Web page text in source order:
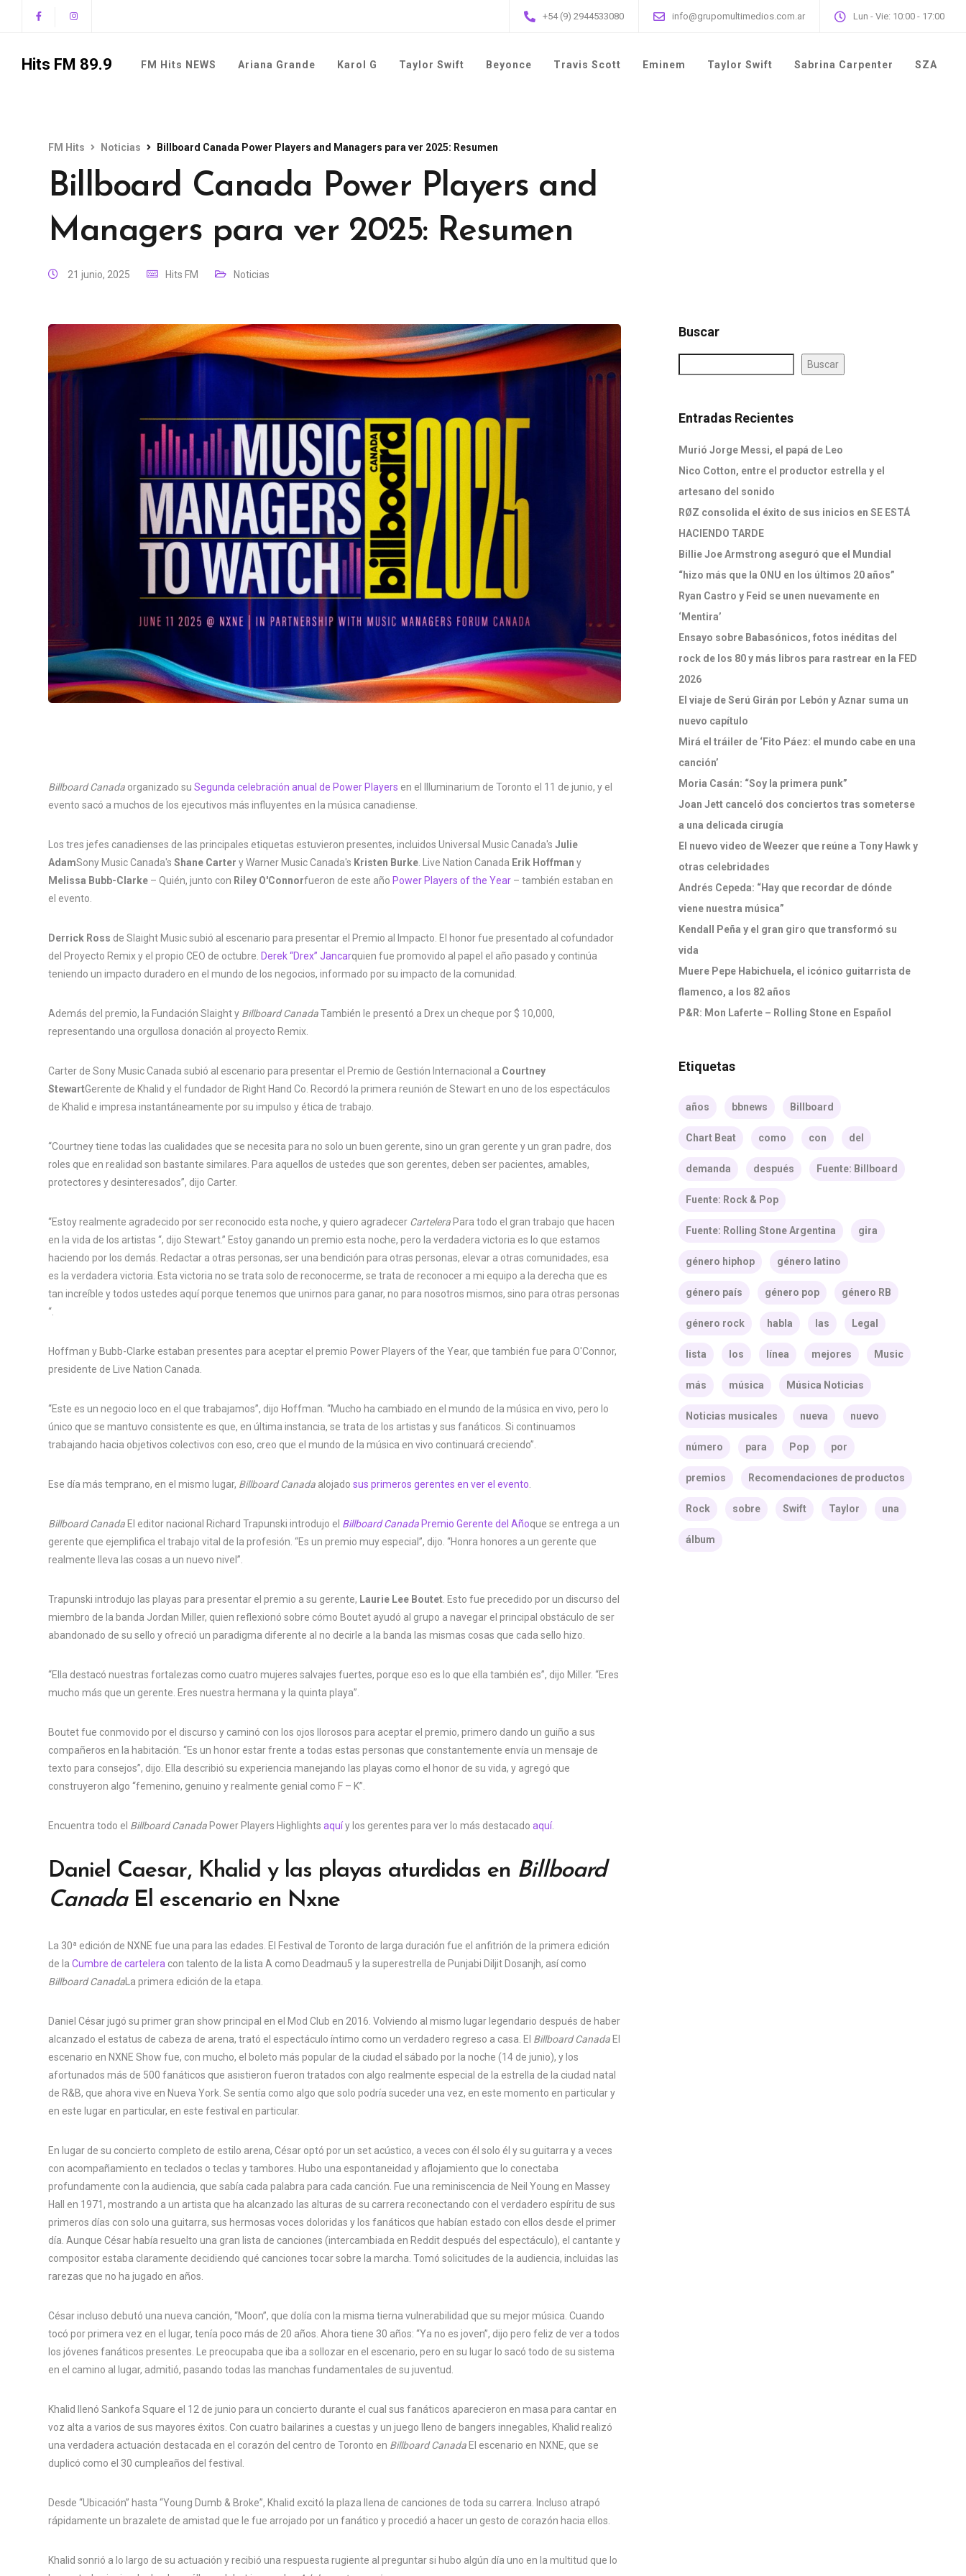
+54 (9) 2944533080 info@grupomultimedios.com.ar Lun - Vie: 10:00 - 17:00
Hits FM 89.9 FM Hits NEWS Ariana Grande Karol G Taylor Swift Beyonce Travis Scott Eminem Taylor Swift Sabrina Carpenter SZA
FM Hits Noticias Billboard Canada Power Players and Managers para ver 2025: Resumen
Billboard Canada Power Players and
Managers para ver 2025: Resumen
21 junio, 2025 Hits FM Noticias
Billboard Canada organizado su Segunda celebración anual de Power Players en el Illuminarium de Toronto el 11 de junio, y el
evento sacó a muchos de los ejecutivos más influyentes en la música canadiense.
Los tres jefes canadienses de las principales etiquetas estuvieron presentes, incluidos Universal Music Canada's Julie
AdamSony Music Canada's Shane Carter y Warner Music Canada's Kristen Burke . Live Nation Canada Erik Hoffman y
Melissa Bubb-Clarke – Quién, junto con Riley O'Connorfueron de este año Power Players of the Year – también estaban en
el evento.
Derrick Ross de Slaight Music subió al escenario para presentar el Premio al Impacto. El honor fue presentado al cofundador
del Proyecto Remix y el propio CEO de octubre. Derek “Drex” Jancarquien fue promovido al papel el año pasado y continúa
teniendo un impacto duradero en el mundo de los negocios, informado por su impacto de la comunidad.
Además del premio, la Fundación Slaight y Billboard CanadaTambién le presentó a Drex un cheque por $ 10,000,
representando una orgullosa donación al proyecto Remix.
Carter de Sony Music Canada subió al escenario para presentar el Premio de Gestión Internacional a Courtney
StewartGerente de Khalid y el fundador de Right Hand Co. Recordó la primera reunión de Stewart en uno de los espectáculos
de Khalid e impresa instantáneamente por su impulso y ética de trabajo.
“Courtney tiene todas las cualidades que se necesita para no solo un buen gerente, sino un gran gerente y un gran padre, dos
roles que en realidad son bastante similares. Para aquellos de ustedes que son gerentes, deben ser pacientes, amables,
protectores y desinteresados”, dijo Carter.
“Estoy realmente agradecido por ser reconocido esta noche, y quiero agradecer Cartelera Para todo el gran trabajo que hacen
en la vida de los artistas “, dijo Stewart.” Estoy ganando un premio esta noche, pero la verdadera victoria es lo que estamos
haciendo por los demás. Redactar a otras personas, ser una bendición para otras personas, elevar a otras comunidades, esa
es la verdadera victoria. Esta victoria no se trata solo de reconocerme, se trata de reconocer a mi equipo a la derecha que es
tan increíble y todos ustedes aquí porque tenemos que unirnos para ganar, no para nosotros mismos, sino para otras personas
“.
Hoffman y Bubb-Clarke estaban presentes para aceptar el premio Power Players of the Year, que también fue para O'Connor,
presidente de Live Nation Canada.
“Este es un negocio loco en el que trabajamos”, dijo Hoffman. “Mucho ha cambiado en el mundo de la música en vivo, pero lo
único que se mantuvo consistente es que, en última instancia, se trata de los artistas y sus fanáticos. Si continuamos
trabajando hacia objetivos colectivos con eso, creo que el mundo de la música en vivo continuará creciendo”.
Ese día más temprano, en el mismo lugar, Billboard Canada alojado sus primeros gerentes en ver el evento
Billboard Canada El editor nacional Richard Trapunski introdujo el Billboard Canada Premio Gerente del Añoque se entrega a un
gerente que ejemplifica el trabajo vital de la profesión. “Es un premio muy especial”, dijo. “Honra honores a un gerente que
realmente lleva las cosas a un nuevo nivel”.
Trapunski introdujo las playas para presentar el premio a su gerente, Laurie Lee Boutet . Esto fue precedido por un discurso del
miembro de la banda Jordan Miller, quien reflexionó sobre cómo Boutet ayudó al grupo a navegar el principal obstáculo de ser
abandonado de su sello y ofreció un paradigma diferente al no decirle a la banda las mismas cosas que cada sello hizo.
“Ella destacó nuestras fortalezas como cuatro mujeres salvajes fuertes, porque eso es lo que ella también es”, dijo Miller. “Eres
mucho más que un gerente. Eres nuestra hermana y la quinta playa”.
Boutet fue conmovido por el discurso y caminó con los ojos llorosos para aceptar el premio, primero dando un guiño a sus
compañeros en la habitación. “Es un honor estar frente a todas estas personas que constantemente envía un mensaje de
texto para consejos”, dijo. Ella describió su experiencia manejando las playas como el honor de su vida, y agregó que
construyeron algo “femenino, genuino y realmente genial como F – K”.
Encuentra todo el Billboard Canada Power Players Highlights aquíy los gerentes para ver lo más destacado aquí.
Daniel Caesar, Khalid y las playas aturdidas en Billboard
CanadaEl escenario en Nxne
La 30ª edición de NXNE fue una para las edades. El Festival de Toronto de larga duración fue el anfitrión de la primera edición
de la Cumbre de cartelera con talento de la lista A como Deadmau5 y la superestrella de Punjabi Diljit Dosanjh, así como
Billboard Canada La primera edición de la etapa.
Daniel César jugó su primer gran show principal en el Mod Club en 2016. Volviendo al mismo lugar legendario después de haber
alcanzado el estatus de cabeza de arena, trató el espectáculo íntimo como un verdadero regreso a casa. El Billboard Canada El
escenario en NXNE Show fue, con mucho, el boleto más popular de la ciudad el sábado por la noche (14 de junio), y los
afortunados más de 500 fanáticos que asistieron fueron tratados con algo realmente especial de la estrella de la ciudad natal
de R&B, que ahora vive en Nueva York. Se sentía como algo que solo podría suceder una vez, en este momento en particular y
en este lugar en particular, en este festival en particular.
En lugar de su concierto completo de estilo arena, César optó por un set acústico, a veces con él solo él y su guitarra y a veces
con acompañamiento en teclados o teclas y tambores. Hubo una espontaneidad y aflojamiento que lo conectaba
profundamente con la audiencia, que sabía cada palabra para cada canción. Fue una reminiscencia de Neil Young en Massey
Hall en 1971, mostrando a un artista que ha alcanzado las alturas de su carrera reconectando con el verdadero espíritu de sus
primeros días con solo una guitarra, sus hermosas voces doloridas y los fanáticos que habían estado con ellos desde el primer
día. Aunque César había resuelto una gran lista de canciones (intercambiada en Reddit después del espectáculo), el cantante y
compositor estaba claramente decidiendo qué canciones tocar sobre la marcha. Tomó solicitudes de la audiencia, incluidas las
rarezas que no ha jugado en años.
César incluso debutó una nueva canción, “Moon”, que dolía con la misma tierna vulnerabilidad que su mejor música. Cuando
tocó por primera vez en el lugar, tenía poco más de 20 años. Ahora tiene 30 años: “Ya no es joven”, dijo pero feliz de ver a todos
los jóvenes fanáticos presentes. Le preocupaba que iba a sollozar en el escenario, pero en su lugar lo sacó todo de su sistema
en el camino al lugar, admitió, pasando todas las manchas fundamentales de su juventud.
Khalid llenó Sankofa Square el 12 de junio para un concierto durante el cual sus fanáticos aparecieron en masa para cantar en
voz alta a varios de sus mayores éxitos. Con cuatro bailarines a cuestas y un juego lleno de bangers innegables, Khalid realizó
una verdadera actuación destacada en el corazón del centro de Toronto en Billboard Canada El escenario en NXNE, que se
duplicó como el 30 cumpleaños del festival.
Desde “Ubicación” hasta “Young Dumb & Broke”, Khalid excitó la plaza llena de canciones de toda su carrera. Incluso atrapó
rápidamente un brazalete de amistad que le fue arrojado por un fanático y procedió a hacer un gesto de corazón hacia ellos.
Khalid sonrió a lo largo de su actuación y recibió una respuesta rugiente al preguntar si hubo algún día uno en la multitud que lo
Buscar
Buscar
Entradas Recientes
Murió Jorge Messi, el papá de Leo
Nico Cotton, entre el productor estrella y el
artesano del sonido
RØZ consolida el éxito de sus inicios en SE ESTÁ
HACIENDO TARDE
Billie Joe Armstrong aseguró que el Mundial
“hizo más que la ONU en los últimos 20 años”
Ryan Castro y Feid se unen nuevamente en
‘Mentira’
Ensayo sobre Babasónicos, fotos inéditas del
rock de los 80 y más libros para rastrear en la FED
2026
El viaje de Serú Girán por Lebón y Aznar suma un
nuevo capítulo
Mirá el tráiler de ‘Fito Páez: el mundo cabe en una
canción’
Moria Casán: “Soy la primera punk”
Joan Jett canceló dos conciertos tras someterse
a una delicada cirugía
El nuevo video de Weezer que reúne a Tony Hawk y
otras celebridades
Andrés Cepeda: “Hay que recordar de dónde
viene nuestra música”
Kendall Peña y el gran giro que transformó su
vida
Muere Pepe Habichuela, el icónico guitarrista de
flamenco, a los 82 años
P&R: Mon Laferte – Rolling Stone en Español
Etiquetas
años bbnews Billboard
Chart Beat como con del
demanda después Fuente: Billboard
Fuente: Rock & Pop
Fuente: Rolling Stone Argentina gira
género hiphop género latino
género país género pop género RB
género rock habla las Legal
lista los línea mejores Music
más música Música Noticias
Noticias musicales nueva nuevo
número para Pop por
premios Recomendaciones de productos
Rock sobre Swift Taylor una
álbum